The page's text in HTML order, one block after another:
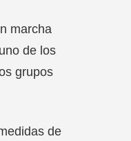
marcha
de los
grupos
de